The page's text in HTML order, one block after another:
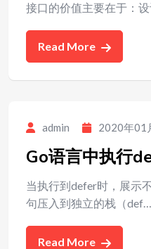
接口的价值主要在于：
Read More
admin 2020年01
Go语言中执行
当执行到defer时，展示
句压入到独立的栈（def…
Read More